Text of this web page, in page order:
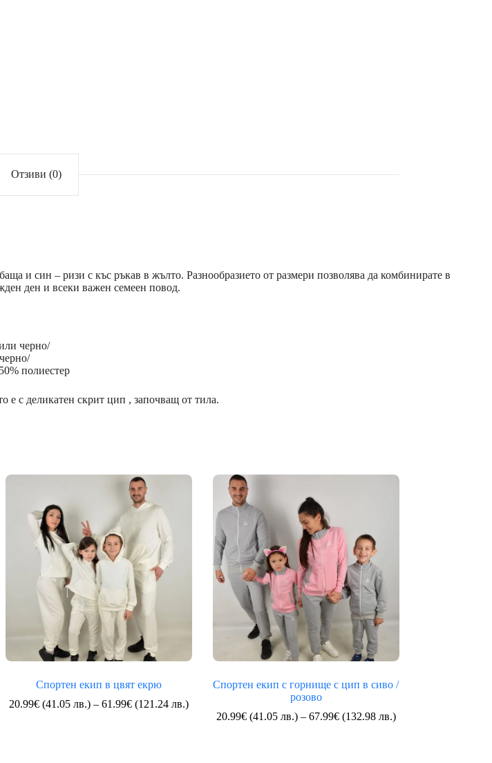
Отзиви (0)
и син – ризи с къс ръкав в жълто. Разнообразието от размери позволява да комбинирате в
ден и всеки важен семеен повод.
черно/
полиестер
е с деликатен скрит цип , започващ от тила.
Спортен екип в цвят екрю
20.99€(41.05 лв.) – 61.99€(121.24 лв.)Price
Спортен екип с горнище с цип в сиво /
розово
20.99€(41.05 лв.) – 67.99€(132.98 лв.)Price